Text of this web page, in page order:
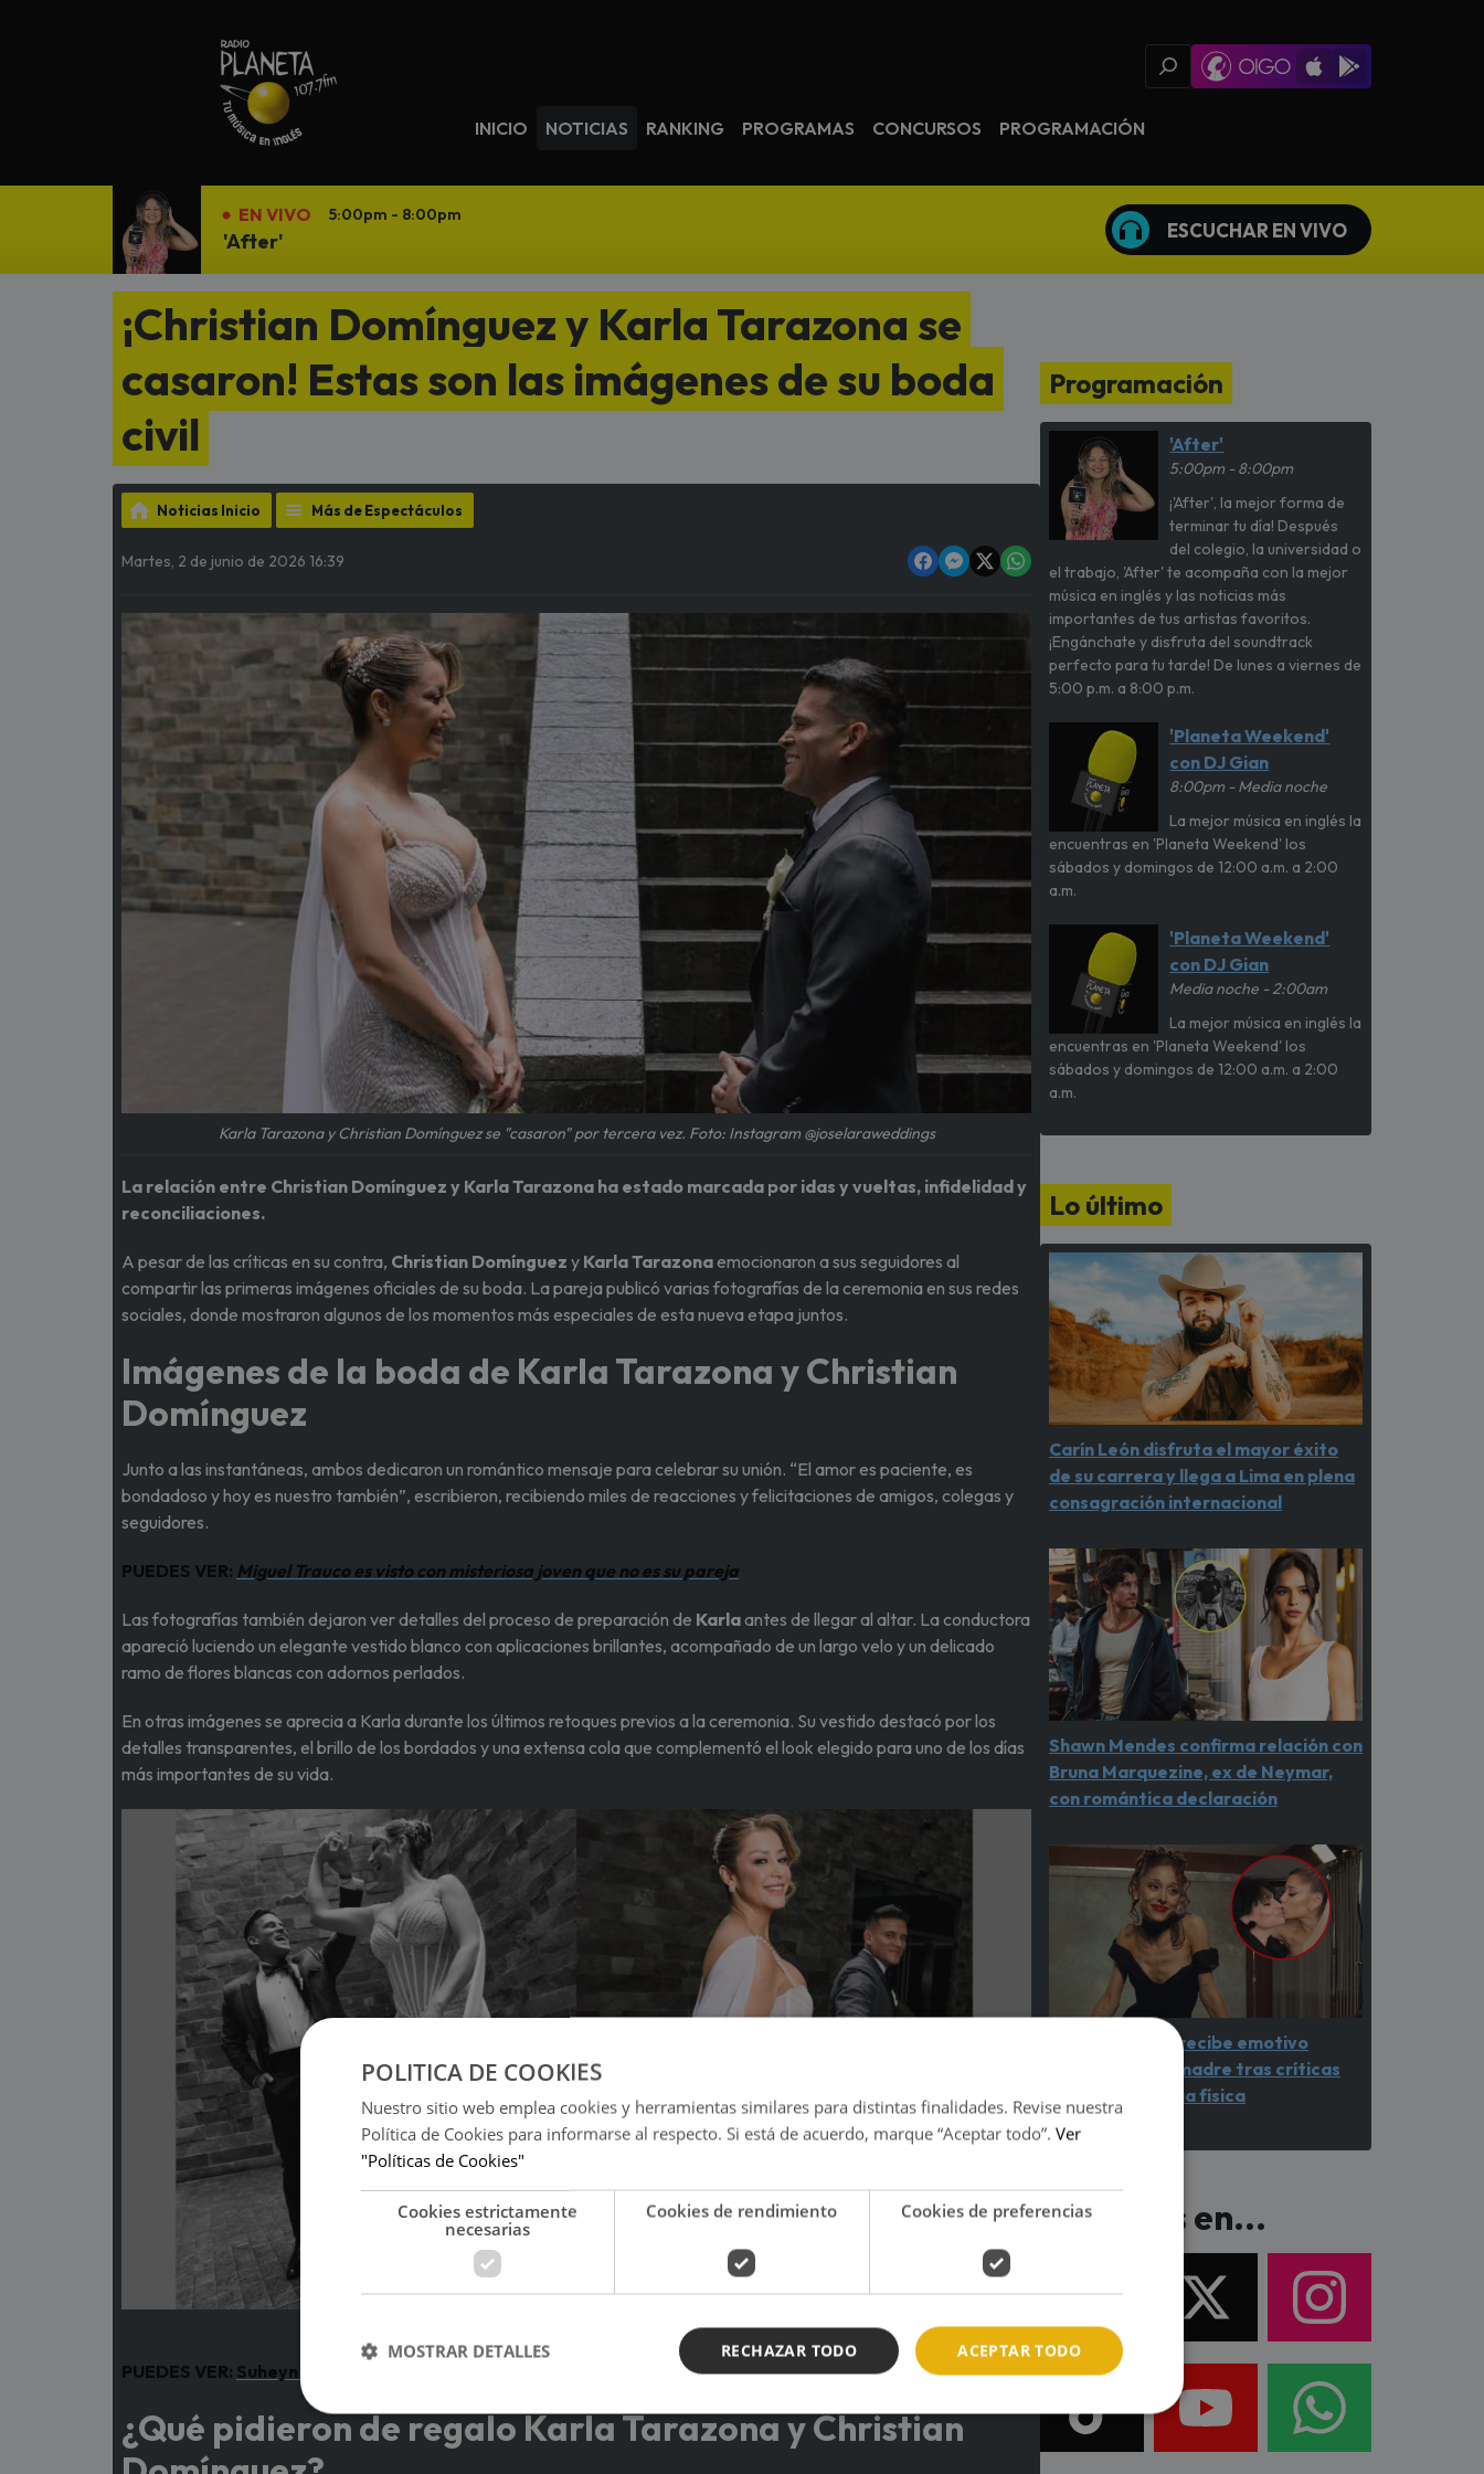
Oigo Radio App
Available on iOS
Available on
INICIO NOTICIAS RANKING PROGRAMAS CONCURSOS PROGRAMACIÓN
EN VIVO 5:00pm - 8:00pm
'After' ESCUCHAR EN VIVO
¡Christian Domínguez y Karla Tarazona se
casaron! Estas son las imágenes de su boda
civil
Noticias Inicio Más de Espectáculos
Martes, 2 de junio de 2026 16:39
Karla Tarazona y Christian Domínguez se "casaron" por tercera vez. Foto: Instagram @joselaraweddings
La relación entre Christian Domínguez y Karla Tarazona ha estado marcada por idas y vueltas, infidelidad y
reconciliaciones.
A pesar de las críticas en su contra, Christian Domínguez y Karla Tarazonaemocionaron a sus seguidores al
compartir las primeras imágenes oficiales de su boda. La pareja publicó varias fotografías de la ceremonia en sus redes
sociales, donde mostraron algunos de los momentos más especiales de esta nueva etapa juntos.
Imágenes de la boda de Karla Tarazona y Christian
Domínguez
Junto a las instantáneas, ambos dedicaron un romántico mensaje para celebrar su unión. “El amor es paciente, es
bondadoso y hoy es nuestro también”, escribieron, recibiendo miles de reacciones y felicitaciones de amigos, colegas y
seguidores.
PUEDES VER: Miguel Trauco es visto con misteriosa joven que no es su pareja
Las fotografías también dejaron ver detalles del proceso de preparación de Karlaantes de llegar al altar. La conductora
apareció luciendo un elegante vestido blanco con aplicaciones brillantes, acompañado de un largo velo y un delicado
ramo de flores blancas con adornos perlados.
En otras imágenes se aprecia a Karla durante los últimos retoques previos a la ceremonia. Su vestido destacó por los
detalles transparentes, el brillo de los bordados y una extensa cola que complementó el look elegido para uno de los días
más importantes de su vida.
(Foto: Instagram @joselaraweddings)
PUEDES VER: Suheyn Cipriani contó el difícil episodio que vivió en el Miss Grand 2026
¿Qué pidieron de regalo Karla Tarazona y Christian
Programación
'After'
5:00pm - 8:00pm
¡'After', la mejor forma de
terminar tu día! Después
del colegio, la universidad o
el trabajo, 'After' te acompaña con la mejor
música en inglés y las noticias más
importantes de tus artistas favoritos.
¡Engánchate y disfruta del soundtrack
perfecto para tu tarde! De lunes a viernes de
5:00 p.m. a 8:00 p.m.
'Planeta Weekend'
con DJ Gian
8:00pm - Media noche
La mejor música en inglés la
encuentras en 'Planeta Weekend' los
sábados y domingos de 12:00 a.m. a 2:00
a.m.
'Planeta Weekend'
con DJ Gian
Media noche - 2:00am
La mejor música en inglés la
encuentras en 'Planeta Weekend' los
sábados y domingos de 12:00 a.m. a 2:00
a.m.
Lo último
Carín León disfruta el mayor éxito
de su carrera y llega a Lima en plena
consagración internacional
Shawn Mendes confirma relación con
Bruna Marquezine, ex de Neymar,
con romántica declaración
Ariana Grande recibe emotivo
respaldo de su madre tras críticas
por su apariencia física
Síguenos en...
POLITICA DE COOKIES
Nuestro sitio web emplea cookies y herramientas similares para distintas finalidades. Revise nuestra
Política de Cookies para informarse al respecto. Si está de acuerdo, marque “Aceptar todo”. Ver
"Políticas de Cookies"
Cookies estrictamente
necesarias
Cookies de rendimiento Cookies de preferencias
ACEPTAR TODO
RECHAZAR TODO
MOSTRAR DETALLES